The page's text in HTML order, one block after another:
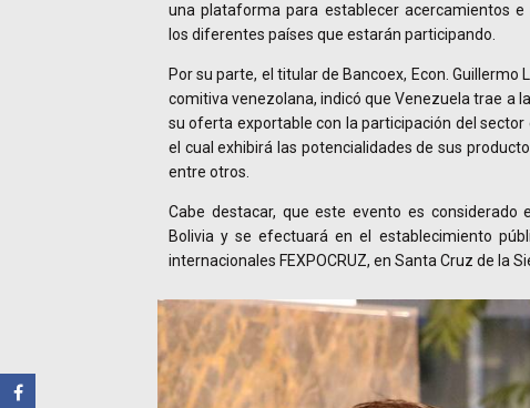
una plataforma para establecer acercamientos e
los diferentes países que estarán participando.
Por su parte, el titular de Bancoex, Econ. Guillermo
comitiva venezolana, indicó que Venezuela trae a
su oferta exportable con la participación del sector
el cual exhibirá las potencialidades de sus
entre otros.
Cabe destacar, que este evento es
Bolivia y se efectuará en el establecimiento
internacionales FEXPOCRUZ, en Santa Cruz de la